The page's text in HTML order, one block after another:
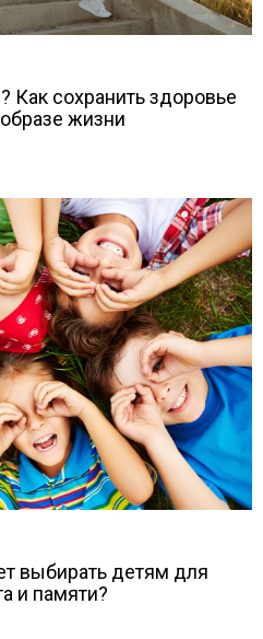
Как сохранить здоровье
жизни
выбирать детям для
и памяти?